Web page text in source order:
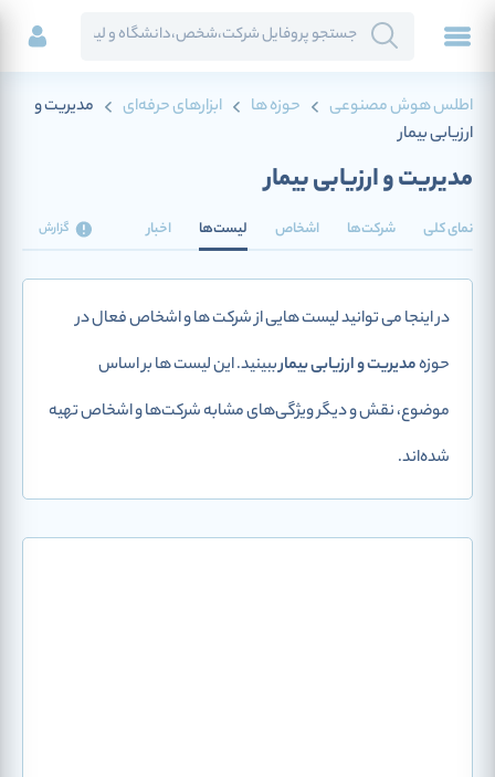
اطلس هوش مصنوعی حوزه ها ابزارهای حرفه‌ای
مدیریت و
ارزیابی بیمار
مدیریت و ارزیابی بیمار
نمای کلی شرکت‌ها اشخاص لیست‌ها اخبار گزارش
در اینجا می توانید لیست هایی از شرکت ها و اشخاص فعال در
حوزهمدیریت و ارزیابی بیمارببینید. این لیست ها بر اساس
موضوع، نقش و دیگر ویژگی‌های مشابه شرکت‌ها و اشخاص تهیه
شده‌اند.